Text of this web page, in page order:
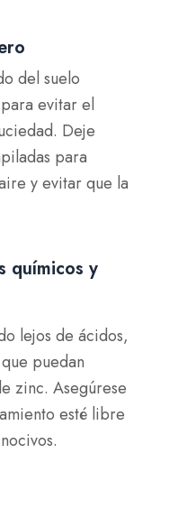
del suelo
evitar el
Deje
para
y evitar que la
químicos y
lejos de ácidos,
puedan
zinc. Asegúrese
esté libre